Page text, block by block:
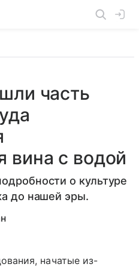
часть
вина с водой
о культуре
до нашей эры.
начатые из-